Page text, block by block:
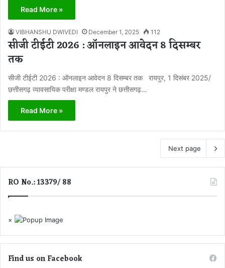
Read More »
VIBHANSHU DWIVEDI December 1, 2025 112
सीजी टीईटी 2026 : ऑनलाइन आवेदन 8 दिसम्बर
तक
सीजी टीईटी 2026 : ऑनलाइन आवेदन 8 दिसम्बर तक रायपुर, 1 दिसंबर 2025/
छत्तीसगढ़ व्यावसायिक परीक्षा मण्डल रायपुर ने छत्तीसगढ़…
Read More »
Next page
RO No.: 13379/ 88
×
Find us on Facebook